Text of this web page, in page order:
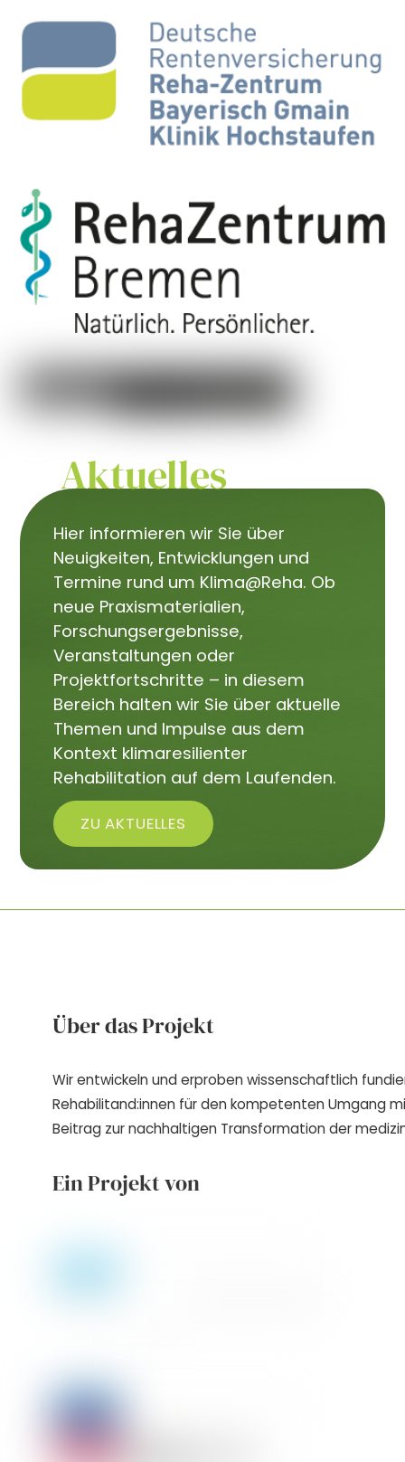
Aktuelles
Hier informieren wir Sie über
Neuigkeiten, Entwicklungen und
Termine rund um Klima@Reha. Ob
neue Praxismaterialien,
Forschungsergebnisse,
Veranstaltungen oder
Projektfortschritte – in diesem
Bereich halten wir Sie über aktuelle
Themen und Impulse aus dem
Kontext klimaresilienter
Rehabilitation auf dem Laufenden.
ZU AKTUELLES
Über das Projekt
Wir entwickeln und erproben wissenschaftlich
Rehabilitand:innen für den kompetenten Umgang
Beitrag zur nachhaltigen Transformation der
Ein Projekt von